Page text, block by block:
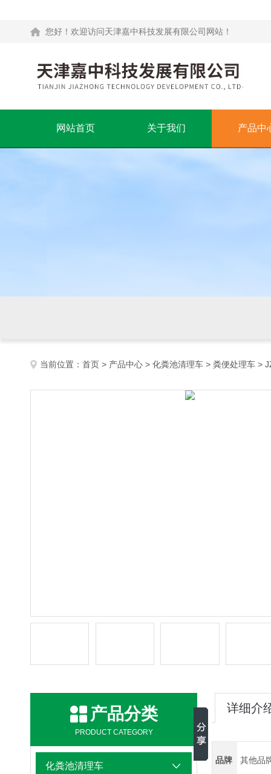
您好！欢迎访问天津嘉中科技发展有限公司网站！
网站首页 关于我们 产品中
当前位置： 首页 > 产品中心 > 化粪池清理车 > 粪便处理车 >
产品分类
PRODUCT CATEGORY
化粪池清理车
详细介
品牌 其他品